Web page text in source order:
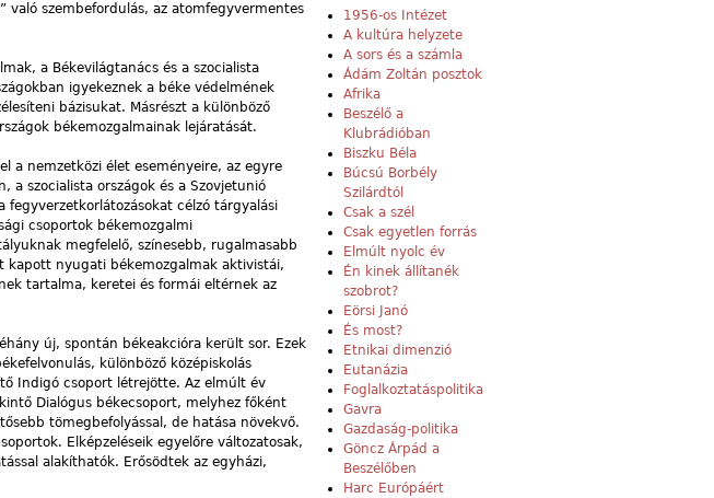
való szembefordulás, az atomfegyvermentes
a Békevilágtanács és a szocialista
igyekeznek a béke védelmének
bázisukat. Másrészt a különböző
békemozgalmainak lejáratását.
a nemzetközi élet eseményeire, az egyre
a szocialista országok és a Szovjetunió
célzó tárgyalási
csoportok békemozgalmi
megfelelő, színesebb, rugalmasabb
kapott nyugati békemozgalmak aktivistái,
tartalma, keretei és formái eltérnek az
új, spontán békeakcióra került sor. Ezek
különböző középiskolás
Indigó csoport létrejötte. Az elmúlt év
Dialógus békecsoport, melyhez főként
tömegbefolyással, de hatása növekvő.
Elképzeléseik egyelőre változatosak,
alakíthatók. Erősödtek az egyházi,
1956-os Intézet
A kultúra helyzete
A sors és a számla
Ádám Zoltán posztok
Afrika
Beszélő a
Klubrádióban
Biszku Béla
Búcsú Borbély
Szilárdtól
Csak a szél
Csak egyetlen forrás
Elmúlt nyolc év
Én kinek állítanék
szobrot?
Eörsi Janó
És most?
Etnikai dimenzió
Eutanázia
Foglalkoztatáspolitika
Gavra
Gazdaság-politika
Göncz Árpád a
Beszélőben
Harc Európáért